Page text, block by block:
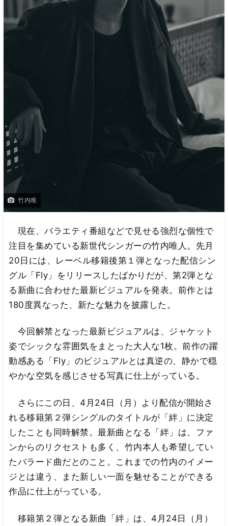
竹内唯
現在、バラエティ番組などで見せる強烈な個性で
注目を集めている新世代シンガーの竹内唯人。先月
20日には、レーベル移籍後第１弾となった配信シン
グル「Fly」をリリースしたばかりだが、第2弾とな
る新曲に合わせた最新ビジュアルを発表。前作とは
180度異なった、新たな魅力を披露した。
今回解禁となった最新ビジュアルは、ジャケット
姿でシックな雰囲気をまとった大人な1枚。前作の躍
動感ある「Fly」のビジュアルとは真逆の、静かで穏
やかな空気を感じさせる写真に仕上がっている。
さらにこの日、4月24日（月）より配信が開始さ
れる移籍第２弾シングルのタイトルが「絆」に決定
したことも同時解禁。最新曲となる「絆」は、ファ
ンからのリクセストも多く、竹内本人も希望してい
たバラード曲だとのこと。これまでの竹内のイメー
ジとは違う、また新しい一面を魅せることができる
作品に仕上がっている。
移籍第２弾となる新曲「絆」は、4月24日（月）